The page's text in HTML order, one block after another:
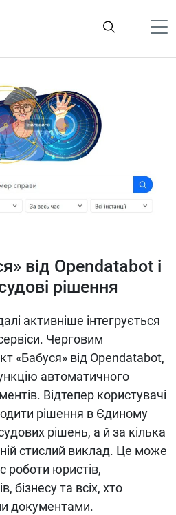
від Opendatabot і
рішення
активніше інтегрується
Черговим
«Бабуся» від Opendatabot,
автоматичного
Відтепер користувачі
рішення в Єдиному
рішень, а й за кілька
стислий виклад. Це може
роботи юристів,
бізнесу та всіх, хто
документами.